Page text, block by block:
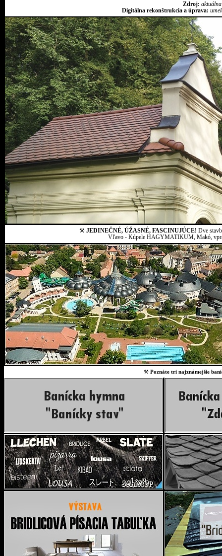
Zdroj:
Digitálna rekonštrukcia a úprava:
⚒ JEDINEČNÉ, ÚŽASNÉ, FASCINUJÚCE! Dve
Vľavo - Kúpele HAGYMATIKUM, Makó,
⚒ Poznáte tri najznámejšie